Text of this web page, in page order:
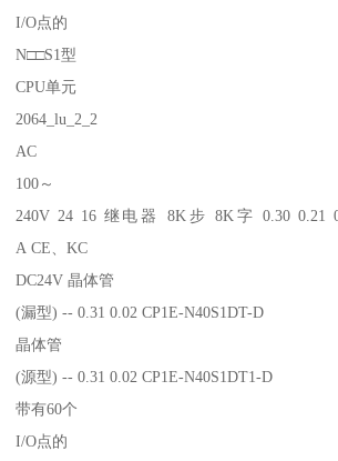
I/O点的
N□□S1型
CPU单元
2064_lu_2_2
AC
100～
240V 24 16 继电器 8K步 8K字 0.30 0.21
A CE、KC
DC24V 晶体管
(漏型) -- 0.31 0.02 CP1E-N40S1DT-D
晶体管
(源型) -- 0.31 0.02 CP1E-N40S1DT1-D
带有60个
I/O点的